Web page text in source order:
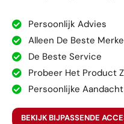
Persoonlijk Advies
Alleen De Beste
De Beste Service
Probeer Het Product
Persoonlijke Aandacht
BEKIJK BIJPASSENDE